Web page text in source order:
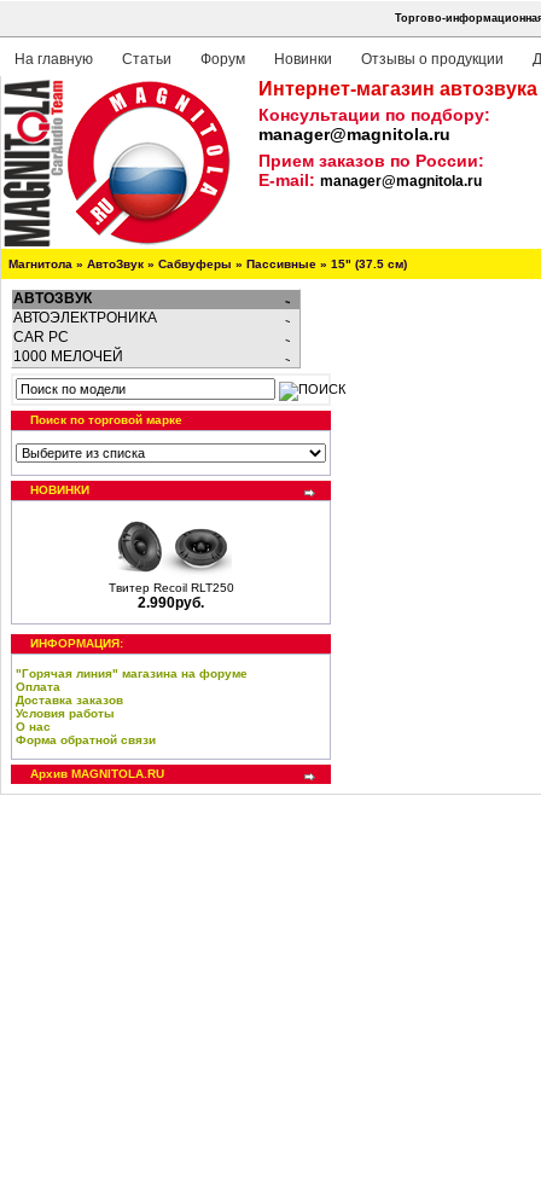
Торгово-
На главную Статьи Форум Новинки Отзывы о продукции
Интернет-магазин
Консультации по подбору:
manager@magnitola.ru
Прием заказов по России:
E-mail: manager@magnitola.ru
Магнитола » АвтоЗвук » Сабвуферы » Пассивные » 15" (37.5 см)
АВТОЗВУК
АВТОЭЛЕКТРОНИКА
CAR PC
1000 МЕЛОЧЕЙ
Поиск по торговой марке
НОВИНКИ
Твитер Recoil RLT250
2.990руб.
ИНФОРМАЦИЯ:
"Горячая линия" магазина на форуме
Оплата
Доставка заказов
Условия работы
О нас
Форма обратной связи
Архив MAGNITOLA.RU